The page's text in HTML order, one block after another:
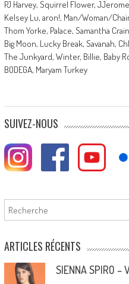
PJ Harvey, Squirrel Flower,
Kelsey Lu, aron!, Man/Woman/
Thom Yorke, Palace, Samantha
Big Moon, Lucky Break, Savanah,
The Junkyard, Winter, Billie, Baby
BODEGA, Maryam Turkey
SUIVEZ-NOUS
Rechercher
ARTICLES RÉCENTS
SIENNA SPIRO